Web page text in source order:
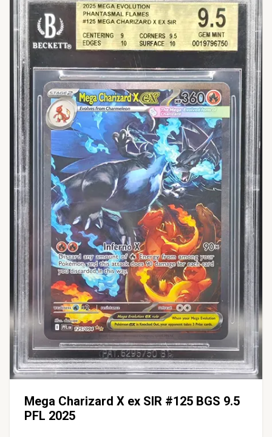
Mega Charizard X ex SIR #125 BGS 9.5
PFL 2025